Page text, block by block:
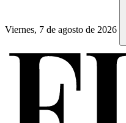
Viernes, 7 de agosto de 2026